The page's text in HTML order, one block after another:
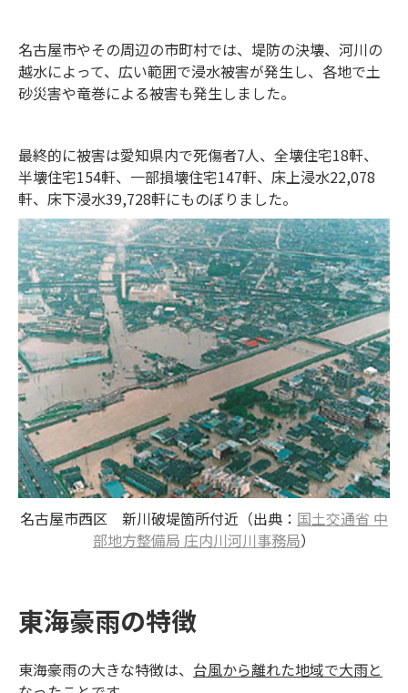
名古屋市やその周辺の市町村では、堤防の決壊、河川の
越水によって、広い範囲で浸水被害が発生し、各地で土
砂災害や竜巻による被害も発生しました。
最終的に被害は愛知県内で死傷者7人、全壊住宅18軒、
半壊住宅154軒、一部損壊住宅147軒、床上浸水22,078
軒、床下浸水39,728軒にものぼりました。
名古屋市西区 新川破堤箇所付近（出典： 国土交通省 中
部地方整備局 庄内川河川事務局）
東海豪雨の特徴
東海豪雨の大きな特徴は、 台風から離れた地域で大雨と